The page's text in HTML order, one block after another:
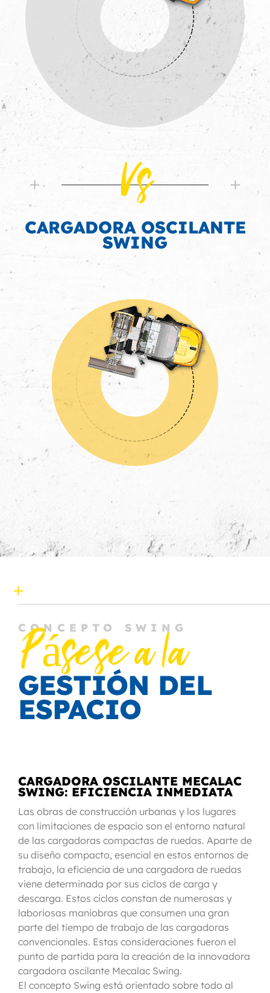
Vs
CARGADORA OSCILANTE
SWING
CONCEPTO SWING
Pásese a la
GESTIÓN DEL
ESPACIO
CARGADORA OSCILANTE MECALAC
SWING: EFICIENCIA INMEDIATA
Las obras de construcción urbanas y los lugares
con limitaciones de espacio son el entorno natural
de las cargadoras compactas de ruedas. Aparte de
su diseño compacto, esencial en estos entornos de
trabajo, la eficiencia de una cargadora de ruedas
viene determinada por sus ciclos de carga y
descarga. Estos ciclos constan de numerosas y
laboriosas maniobras que consumen una gran
parte del tiempo de trabajo de las cargadoras
convencionales. Estas consideraciones fueron el
punto de partida para la creación de la innovadora
cargadora oscilante Mecalac Swing.
El concepto Swing está orientado sobre todo al